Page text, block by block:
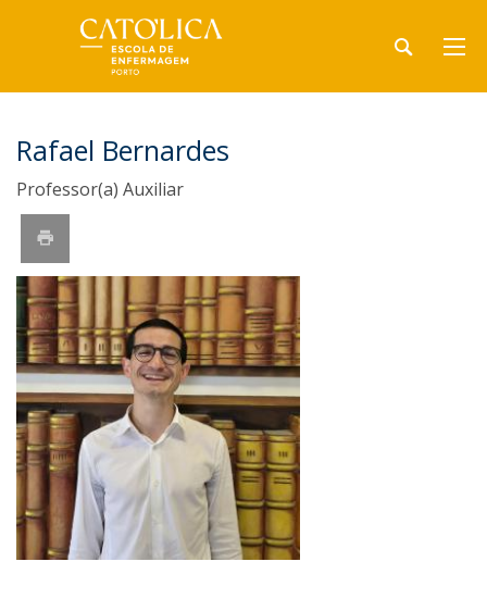
Rafael Bernardes
Professor(a) Auxiliar